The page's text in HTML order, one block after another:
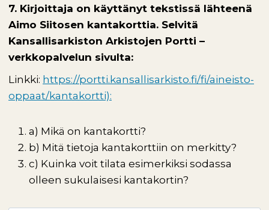
7. Kirjoittaja on käyttänyt tekstissä lähteenä
Aimo Siitosen kantakorttia. Selvitä
Kansallisarkiston Arkistojen Portti –
verkkopalvelun sivulta:
Linkki: https://portti.kansallisarkisto.fi/fi/aineisto-
oppaat/kantakortti):
a) Mikä on kantakortti?
b) Mitä tietoja kantakorttiin on merkitty?
c) Kuinka voit tilata esimerkiksi sodassa
olleen sukulaisesi kantakortin?